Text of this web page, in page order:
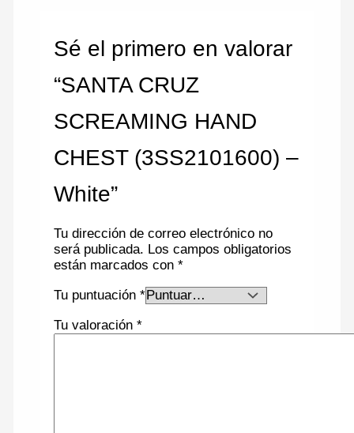
Sé el primero en valorar
“SANTA CRUZ
SCREAMING HAND
CHEST (3SS2101600) –
White”
Tu dirección de correo electrónico no
será publicada. Los campos obligatorios
están marcados con*
Tu puntuación*
Tu valoración*